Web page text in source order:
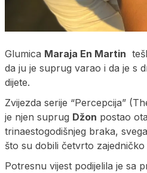
Glumica Maraja En Martin
da ju je suprug varao i da je s
dijete.
Zvijezda serije “Percepcija”
je njen suprug Džon postao
trinaestogodišnjeg braka,
što su dobili četvrto zajedničko
Potresnu vijest podijelila je sa